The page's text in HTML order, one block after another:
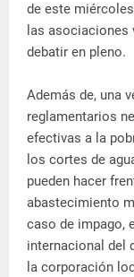
de este
las
debatir en pleno.
Además de, una
reglamentarios
efectivas a la
los cortes de
pueden hacer
abastecimiento
caso de impago,
internacional del
la corporación